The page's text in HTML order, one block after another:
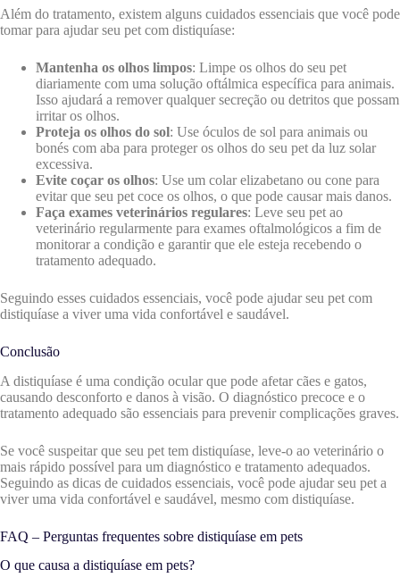
Além do tratamento, existem alguns cuidados essenciais que você pode
tomar para ajudar seu pet com distiquíase:
Mantenha os olhos limpos: Limpe os olhos do seu pet
diariamente com uma solução oftálmica específica para animais.
Isso ajudará a remover qualquer secreção ou detritos que possam
irritar os olhos.
Proteja os olhos do sol: Use óculos de sol para animais ou
bonés com aba para proteger os olhos do seu pet da luz solar
excessiva.
Evite coçar os olhos: Use um colar elizabetano ou cone para
evitar que seu pet coce os olhos, o que pode causar mais danos.
Faça exames veterinários regulares: Leve seu pet ao
veterinário regularmente para exames oftalmológicos a fim de
monitorar a condição e garantir que ele esteja recebendo o
tratamento adequado.
Seguindo esses cuidados essenciais, você pode ajudar seu pet com
distiquíase a viver uma vida confortável e saudável.
Conclusão
A distiquíase é uma condição ocular que pode afetar cães e gatos,
causando desconforto e danos à visão. O diagnóstico precoce e o
tratamento adequado são essenciais para prevenir complicações graves.
Se você suspeitar que seu pet tem distiquíase, leve-o ao veterinário o
mais rápido possível para um diagnóstico e tratamento adequados.
Seguindo as dicas de cuidados essenciais, você pode ajudar seu pet a
viver uma vida confortável e saudável, mesmo com distiquíase.
FAQ – Perguntas frequentes sobre distiquíase em pets
O que causa a distiquíase em pets?